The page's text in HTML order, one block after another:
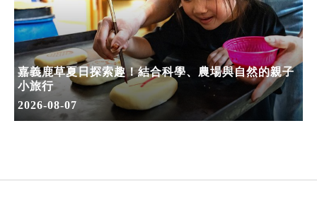
嘉義鹿草夏日探索趣！結合科學、農場與自然的親子
小旅行
2026-08-07